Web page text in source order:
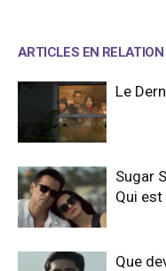
ARTICLES EN RELATION
Le
Sugar
Qui
Que